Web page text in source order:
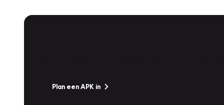
Plan een APK in